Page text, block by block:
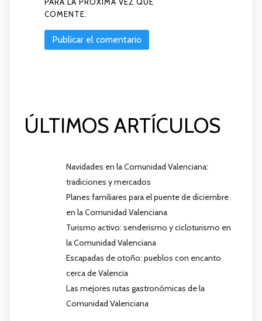
COMENTE.
ÚLTIMOS ARTÍCULOS
Navidades en la Comunidad Valenciana:
tradiciones y mercados
Planes familiares para el puente de diciembre
en la Comunidad Valenciana
Turismo activo: senderismo y cicloturismo en
la Comunidad Valenciana
Escapadas de otoño: pueblos con encanto
cerca de Valencia
Las mejores rutas gastronómicas de la
Comunidad Valenciana